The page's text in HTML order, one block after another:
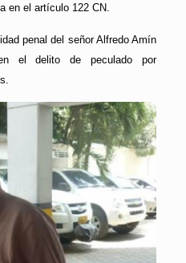
en el artículo 122 CN.
penal del señor Alfredo Amín
el delito de peculado por